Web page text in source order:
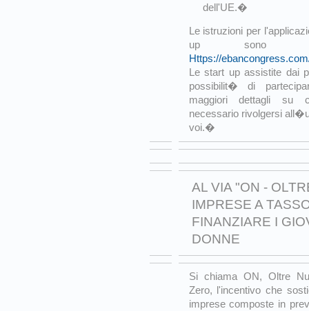
dell'UE.�
Le istruzioni per
up sono
Https://
Le start up assistite dai
possibilit� di
maggiori dettagli su
necessario rivolgersi
voi.�
AL VIA "ON -
IMPRESE A
FINANZIARE I
DONNE
Si chiama ON, Oltre
Zero, l'incentivo che
imprese composte in